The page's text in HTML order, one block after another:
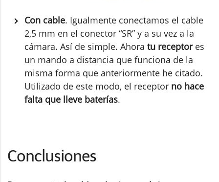
Con cable. Igualmente conectamos el cable
2,5 mm en el conector “SR” y a su vez a la
cámara. Así de simple. Ahora tu receptores
un mando a distancia que funciona de la
misma forma que anteriormente he citado.
Utilizado de este modo, el receptor no hace
falta que lleve baterías.
Conclusiones